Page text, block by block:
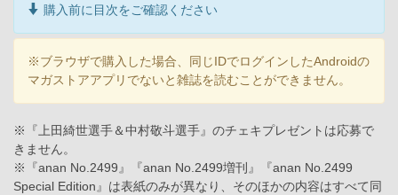
購入前に目次をご確認ください
※ブラウザで購入した場合、同じIDでログインしたAndroidの
マガストアアプリでないと雑誌を読むことができません。
※『上田綺世選手＆中村敬斗選手』のチェキプレゼントは応募で
きません。
※『anan No.2499』『anan No.2499増刊』『anan No.2499
Special Edition』は表紙のみが異なり、そのほかの内容はすべて同